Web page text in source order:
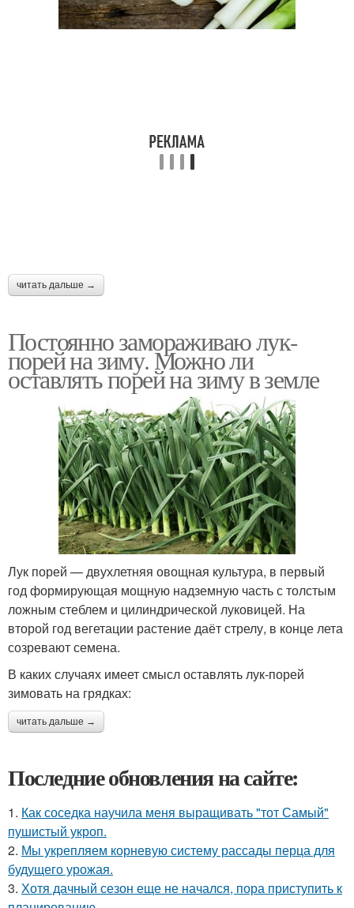
читать дальше →
Постоянно замораживаю лук-
порей на зиму. Можно ли
оставлять порей на зиму в земле
Лук порей — двухлетняя овощная культура, в первый
год формирующая мощную надземную часть с толстым
ложным стеблем и цилиндрической луковицей. На
второй год вегетации растение даёт стрелу, в конце лета
созревают семена.
В каких случаях имеет смысл оставлять лук-порей
зимовать на грядках:
читать дальше →
Последние обновления на сайте:
1. Как соседка научила меня выращивать "тот Самый"
пушистый укроп.
2. Мы укрепляем корневую систему рассады перца для
будущего урожая.
3. Хотя дачный сезон еще не начался, пора приступить к